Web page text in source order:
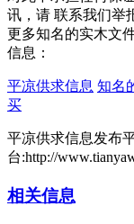
讯，请 联系我们举
更多知名的实木文
信息：
平凉供求信息 知名
买
平凉供求信息发布
台:http://
相关信息